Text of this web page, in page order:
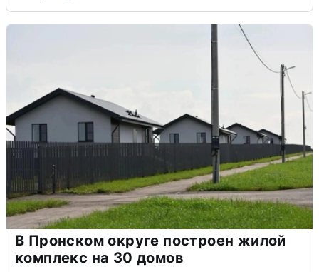
В Пронском округе построен жилой
комплекс на 30 домов